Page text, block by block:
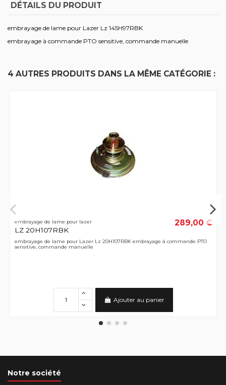
DÉTAILS DU PRODUIT
embrayage de lame pour Lazer Lz 145H97RBK
embrayage à commande PTO sensitive, commande manuelle
4 AUTRES PRODUITS DANS LA MÊME CATÉGORIE :
embrayage de lame pour lazer
LZ 20H107RBK
289,00 €
embrayage de lame pour Lazer Lz 20H107RBK embrayage à commande PTO
sensitive, commande manuelle
Ajouter au panier
Notre société